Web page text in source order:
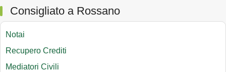
Consigliato a Rossano
Notai
Recupero Crediti
Mediatori Civili